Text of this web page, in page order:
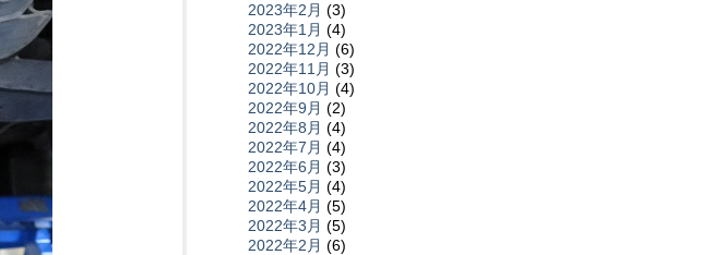
2023年2月 (3)
2023年1月 (4)
2022年12月 (6)
2022年11月 (3)
2022年10月 (4)
2022年9月 (2)
2022年8月 (4)
2022年7月 (4)
2022年6月 (3)
2022年5月 (4)
2022年4月 (5)
2022年3月 (5)
2022年2月 (6)